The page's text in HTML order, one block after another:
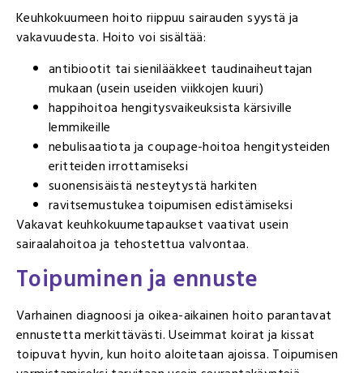
Keuhkokuumeen hoito riippuu sairauden syystä ja
vakavuudesta. Hoito voi sisältää:
antibiootit tai sienilääkkeet taudinaiheuttajan
mukaan (usein useiden viikkojen kuuri)
happihoitoa hengitysvaikeuksista kärsiville
lemmikeille
nebulisaatiota ja coupage-hoitoa hengitysteiden
eritteiden irrottamiseksi
suonensisäistä nesteytystä harkiten
ravitsemustukea toipumisen edistämiseksi
Vakavat keuhkokuumetapaukset vaativat usein
sairaalahoitoa ja tehostettua valvontaa.
Toipuminen ja ennuste
Varhainen diagnoosi ja oikea-aikainen hoito parantavat
ennustetta merkittävästi. Useimmat koirat ja kissat
toipuvat hyvin, kun hoito aloitetaan ajoissa. Toipumisen